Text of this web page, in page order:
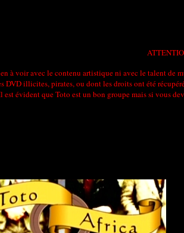
à voir avec le contenu artistique ni avec le talent de
DVD illicites, pirates, ou dont les droits ont été
est évident que Toto est un bon groupe mais si vous